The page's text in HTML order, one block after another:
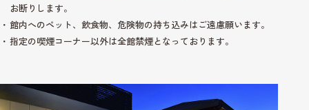
お断りします。
館内へのペット、飲食物、危険物の持ち込みはご遠慮願います。
指定の喫煙コーナー以外は全館禁煙となっております。